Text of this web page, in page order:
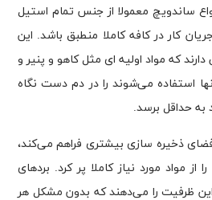
ساندویچ معمولا از جنس تمام استیل
کار در کافه کاملا منطبق باشد. این
که مواد اولیه ای مثل کاهو و پنیر و
استفاده می‌شوند را در دم دست نگاه
به حداقل برسد.
ذخیره سازی بیشتری فراهم می‌کند،
از مواد مورد نیاز کاملا پر کرد. بردهای
ظرفیت را می‌دهند که بدون مشکل هر